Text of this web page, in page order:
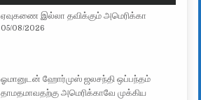
ஏவுகணை இல்லா தவிக்கும் அமெரிக்கா
05/08/2026
ஓமானுடன் ஹோர்முஸ் ஜலசந்தி ஒப்பந்தம்
தாமதமாவதற்கு அமெரிக்காவே முக்கிய